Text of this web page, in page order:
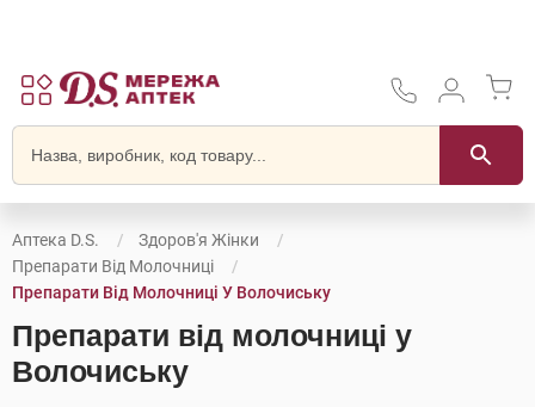
Аптека D.S.
Здоров'я Жінки
Препарати Від Молочниці
Препарати Від Молочниці У Волочиську
Препарати від молочниці у
Волочиську